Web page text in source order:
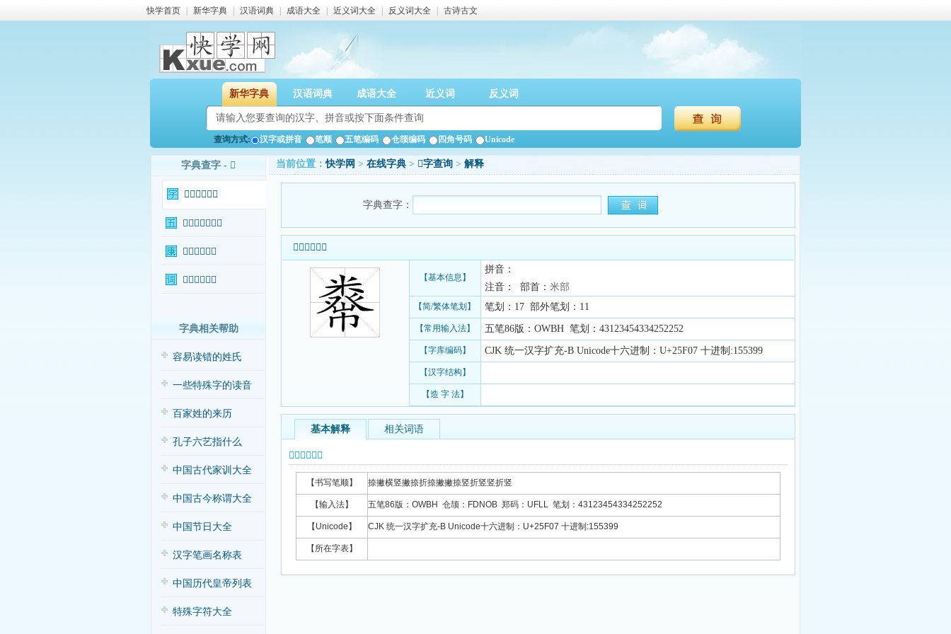
快学首页 新华字典 汉语词典 成语大全 近义词大全 反义词大全 古诗古文
新华字典 汉语词典 成语大全 近义词 反义词
查询方式: 汉字或拼音 笔顺 五笔编码 仓颉编码 四角号码 Unicode
字典查字 - 𥼇
𥼇字基本信息
𥼇字输入法查询
𥼇字康熙字典
𥼇字相关词语
字典相关帮助
容易读错的姓氏
一些特殊字的读音
百家姓的来历
孔子六艺指什么
中国古代家训大全
中国古今称谓大全
中国节日大全
汉字笔画名称表
中国历代皇帝列表
特殊字符大全
当前位置：快学网 > 在线字典 > 𥼇字查询 > 解释
字典查字：
𥼇字基本信息
【基本信息】
拼音：
注音： 部首： 米部
【简/繁体笔划】 笔划：17 部外笔划：11
【常用输入法】 五笔86版：OWBH 笔划：43123454334252252
【字库编码】 CJK 统一汉字扩充-B Unicode十六进制：U+25F07 十进制:155399
【汉字结构】
【造 字 法】
基本解释 相关词语
𥼇字基本信息
【书写笔顺】 捺撇横竖撇捺折捺撇撇捺竖折竖竖折竖
【输入法】 五笔86版：OWBH 仓颉：FDNOB 郑码：UFLL 笔划：43123454334252252
【Unicode】 CJK 统一汉字扩充-B Unicode十六进制：U+25F07 十进制:155399
【所在字表】